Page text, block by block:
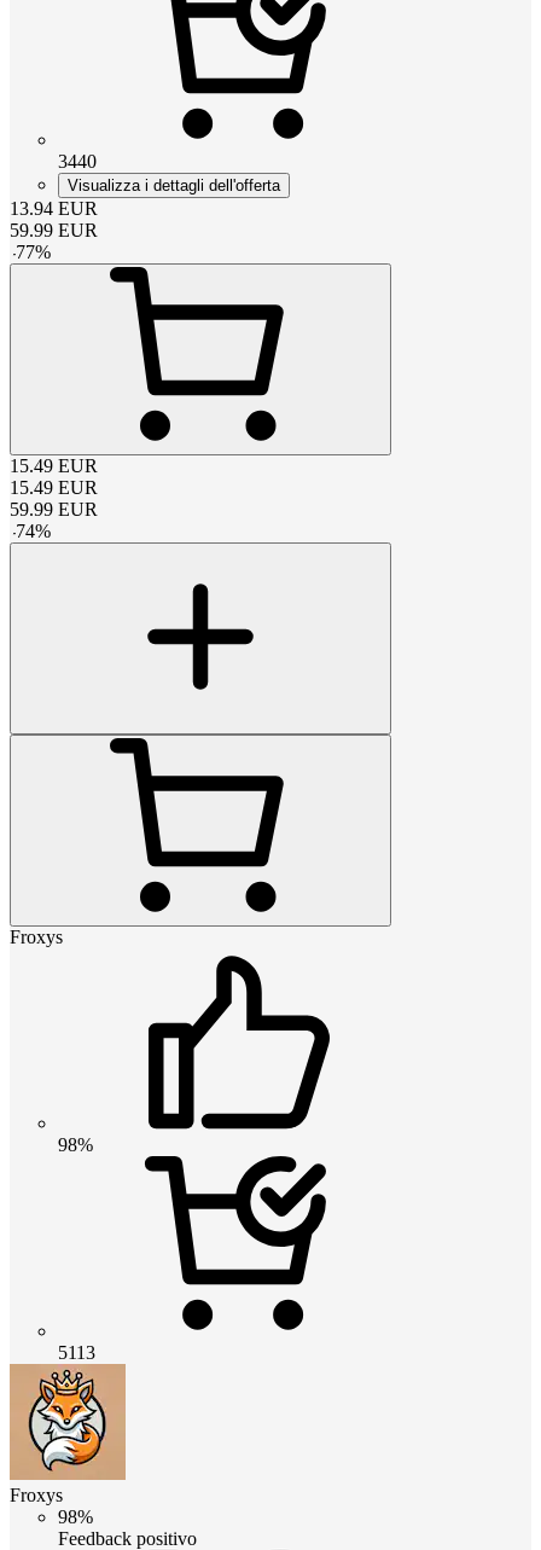
3440
Visualizza i dettagli dell'offerta
13.94 EUR
59.99 EUR
-77%
15.49 EUR
15.49 EUR
59.99 EUR
-74%
Froxys
98%
5113
Froxys
98%
Feedback positivo